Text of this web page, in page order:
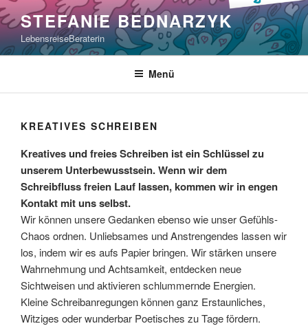
Zum
Inhalt
springen
STEFANIE BEDNARZYK
LebensreiseBeraterin
Menü
KREATIVES SCHREIBEN
Kreatives und freies Schreiben ist ein Schlüssel zu
unserem Unterbewusstsein. Wenn wir dem
Schreibfluss freien Lauf lassen, kommen wir in engen
Kontakt mit uns selbst.
Wir können unsere Gedanken ebenso wie unser Gefühls-
Chaos ordnen. Unliebsames und Anstrengendes lassen wir
los, indem wir es aufs Papier bringen. Wir stärken unsere
Wahrnehmung und Achtsamkeit, entdecken neue
Sichtweisen und aktivieren schlummernde Energien.
Kleine Schreibanregungen können ganz Erstaunliches,
Witziges oder wunderbar Poetisches zu Tage fördern.